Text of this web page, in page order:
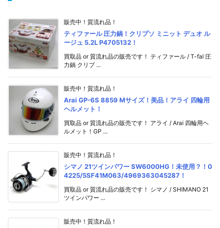
販売中！質流れ品！
ティファール 圧力鍋！クリプソ ミニット デュオ ル
ージュ 5.2L P4705132！
買取品 or 質流れ品の販売です！ ティファール / T-fal 圧
力鍋 クリプ ...
販売中！質流れ品！
Arai GP-6S 8859 Mサイズ！美品！アライ 四輪用
ヘルメット！
買取品 or 質流れ品の販売です！ アライ / Arai 四輪用ヘ
ルメット！GP ...
販売中！質流れ品！
シマノ 21ツインパワー SW6000HG！未使用？！0
4225/5SF41M063/4969363045287！
買取品 or 質流れ品の販売です！ シマノ / SHIMANO 21
ツインパワー ...
販売中！質流れ品！